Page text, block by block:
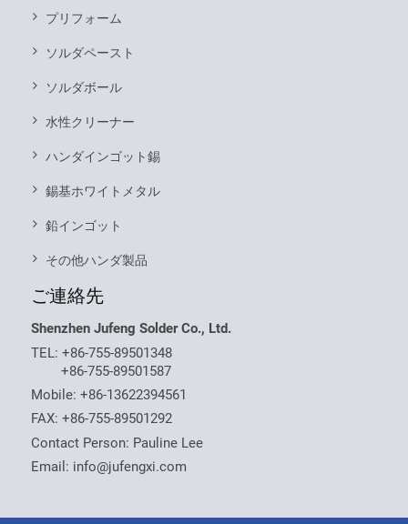
プリフォーム
ソルダペースト
ソルダボール
水性クリーナー
ハンダインゴット錫
錫基ホワイトメタル
鉛インゴット
その他ハンダ製品
ご連絡先
Shenzhen Jufeng Solder Co., Ltd.
TEL:+86-755-89501348
+86-755-89501587
Mobile:+86-13622394561
FAX: +86-755-89501292
Contact Person: Pauline Lee
Email: info@jufengxi.com